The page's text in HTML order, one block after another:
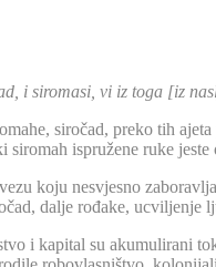
i siromasi, vi iz toga [iz
siročad, preko tih
ispružene ruke
koju nesvjesno
dalje rođake, ucviljenje
i kapital su akumulirani